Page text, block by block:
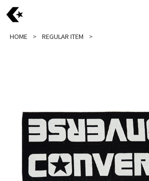
HOME REGULAR ITEM